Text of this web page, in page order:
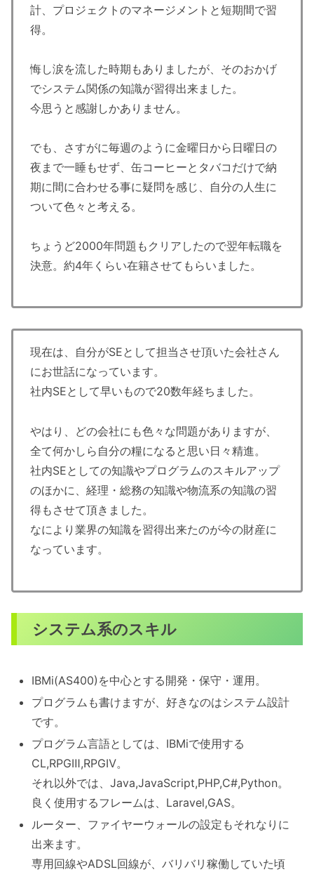
計、プロジェクトのマネージメントと短期間で習
得。
悔し涙を流した時期もありましたが、そのおかげ
でシステム関係の知識が習得出来ました。
今思うと感謝しかありません。
でも、さすがに毎週のように金曜日から日曜日の
夜まで一睡もせず、缶コーヒーとタバコだけで納
期に間に合わせる事に疑問を感じ、自分の人生に
ついて色々と考える。
ちょうど2000年問題もクリアしたので翌年転職を
決意。約4年くらい在籍させてもらいました。
現在は、自分がSEとして担当させ頂いた会社さん
にお世話になっています。
社内SEとして早いもので20数年経ちました。
やはり、どの会社にも色々な問題がありますが、
全て何かしら自分の糧になると思い日々精進。
社内SEとしての知識やプログラムのスキルアップ
のほかに、経理・総務の知識や物流系の知識の習
得もさせて頂きました。
なにより業界の知識を習得出来たのが今の財産に
なっています。
システム系のスキル
IBMi(AS400)を中心とする開発・保守・運用。
プログラムも書けますが、好きなのはシステム設計
です。
プログラム言語としては、IBMiで使用する
CL,RPGⅢ,RPGⅣ。
それ以外では、Java,JavaScript,PHP,C#,Python。
良く使用するフレームは、Laravel,GAS。
ルーター、ファイヤーウォールの設定もそれなりに
出来ます。
専用回線やADSL回線が、バリバリ稼働していた頃